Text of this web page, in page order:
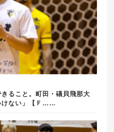
ること。町田・礒貝飛那大
けない」【Ｆ……